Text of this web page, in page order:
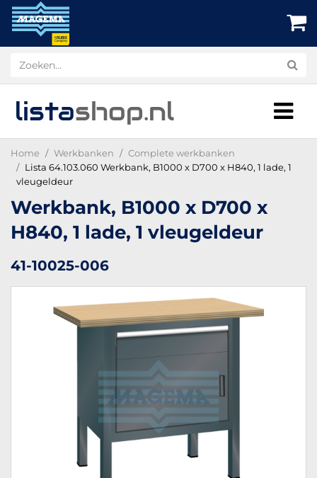
listashop.nl
Home Werkbanken
Complete werkbanken
Lista 64.103.060 Werkbank, B1000 x D700 x H840, 1 lade, 1
vleugeldeur
Werkbank, B1000 x D700 x
H840, 1 lade, 1 vleugeldeur
41-10025-006